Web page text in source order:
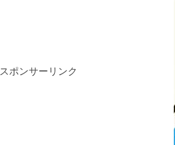
スポンサーリンク